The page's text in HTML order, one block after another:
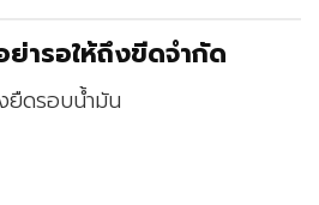
ารอให้ถึงขีดจำกัด
ยืดรอบน้ำมัน